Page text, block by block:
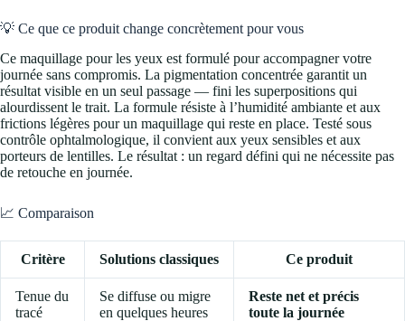
💡 Ce que ce produit change concrètement pour vous
Ce maquillage pour les yeux est formulé pour accompagner votre
journée sans compromis. La pigmentation concentrée garantit un
résultat visible en un seul passage — fini les superpositions qui
alourdissent le trait. La formule résiste à l’humidité ambiante et aux
frictions légères pour un maquillage qui reste en place. Testé sous
contrôle ophtalmologique, il convient aux yeux sensibles et aux
porteurs de lentilles. Le résultat : un regard défini qui ne nécessite pas
de retouche en journée.
📈 Comparaison
Critère Solutions classiques Ce produit
Tenue du
tracé
Se diffuse ou migre
en quelques heures
Reste net et précis
toute la journée